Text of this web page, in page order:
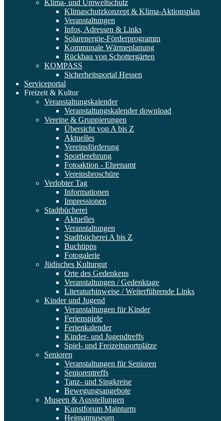
Klima- und Umweltschutz
Klimaschutzkonzept & Klima-Aktionsplan
Veranstaltungen
Infos, Adressen & Links
Solarenergie-Förderprogramm
Kommunale Wärmeplanung
Rückbau von Schottergärten
KOMPASS
Sicherheitsportal Hessen
Serviceportal
Freizeit & Kultur
Veranstaltungskalender
Veranstaltungskalender download
Vereine & Gruppierungen
Übersicht von A bis Z
Aktuelles
Vereinsförderung
Sportlerehrung
Fotoaktion - Ehrenamt
Vereinsbroschüre
Verlobter Tag
Informationen
Impressionen
Stadtbücherei
Aktuelles
Veranstaltungen
Stadtbücherei A bis Z
Buchtipps
Fotogalerie
Jüdisches Kulturgut
Orte des Gedenkens
Veranstaltungen / Gedenktage
Literaturhinweise / Weiterführende Links
Kinder und Jugend
Veranstaltungen für Kinder
Ferienspiele
Ferienkalender
Kinder- und Jugendtreffs
Spiel- und Freizeitsportplätze
Senioren
Veranstaltungen für Senioren
Seniorentreffs
Tanz- und Singkreise
Bewegungsangebote
Museen & Ausstellungen
Kunstforum Mainturm
Heimatmuseum